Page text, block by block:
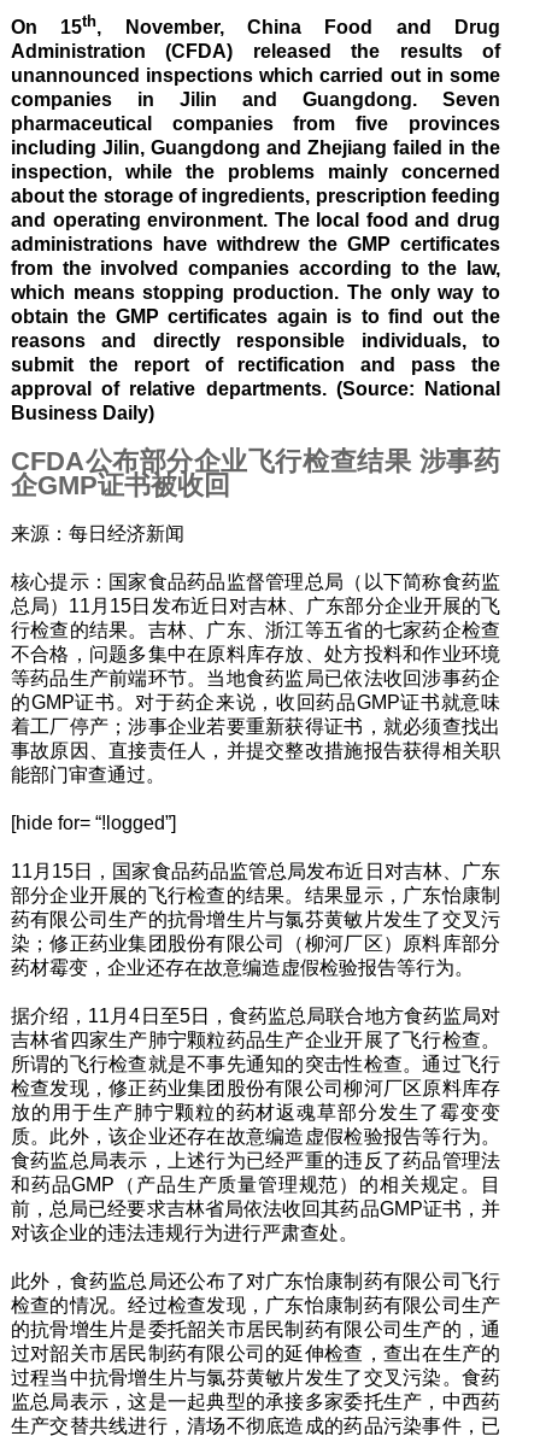
On 15th, November, China Food and Drug
Administration (CFDA) released the results of
unannounced inspections which carried out in some
companies in Jilin and Guangdong. Seven
pharmaceutical companies from five provinces
including Jilin, Guangdong and Zhejiang failed in the
inspection, while the problems mainly concerned
about the storage of ingredients, prescription feeding
and operating environment. The local food and drug
administrations have withdrew the GMP certificates
from the involved companies according to the law,
which means stopping production. The only way to
obtain the GMP certificates again is to find out the
reasons and directly responsible individuals, to
submit the report of rectification and pass the
approval of relative departments. (Source: National
Business Daily)
CFDA公布部分企业飞行检查结果 涉事药
企GMP证书被收回
来源：每日经济新闻
核心提示：国家食品药品监督管理总局（以下简称食药监
总局）11月15日发布近日对吉林、广东部分企业开展的飞
行检查的结果。吉林、广东、浙江等五省的七家药企检查
不合格，问题多集中在原料库存放、处方投料和作业环境
等药品生产前端环节。当地食药监局已依法收回涉事药企
的GMP证书。对于药企来说，收回药品GMP证书就意味
着工厂停产；涉事企业若要重新获得证书，就必须查找出
事故原因、直接责任人，并提交整改措施报告获得相关职
能部门审查通过。
[hide for= “!logged”]
11月15日，国家食品药品监管总局发布近日对吉林、广东
部分企业开展的飞行检查的结果。结果显示，广东怡康制
药有限公司生产的抗骨增生片与氯芬黄敏片发生了交叉污
染；修正药业集团股份有限公司（柳河厂区）原料库部分
药材霉变，企业还存在故意编造虚假检验报告等行为。
据介绍，11月4日至5日，食药监总局联合地方食药监局对
吉林省四家生产肺宁颗粒药品生产企业开展了飞行检查。
所谓的飞行检查就是不事先通知的突击性检查。通过飞行
检查发现，修正药业集团股份有限公司柳河厂区原料库存
放的用于生产肺宁颗粒的药材返魂草部分发生了霉变变
质。此外，该企业还存在故意编造虚假检验报告等行为。
食药监总局表示，上述行为已经严重的违反了药品管理法
和药品GMP（产品生产质量管理规范）的相关规定。目
前，总局已经要求吉林省局依法收回其药品GMP证书，并
对该企业的违法违规行为进行严肃查处。
此外，食药监总局还公布了对广东怡康制药有限公司飞行
检查的情况。经过检查发现，广东怡康制药有限公司生产
的抗骨增生片是委托韶关市居民制药有限公司生产的，通
过对韶关市居民制药有限公司的延伸检查，查出在生产的
过程当中抗骨增生片与氯芬黄敏片发生了交叉污染。食药
监总局表示，这是一起典型的承接多家委托生产，中西药
生产交替共线进行，清场不彻底造成的药品污染事件，已